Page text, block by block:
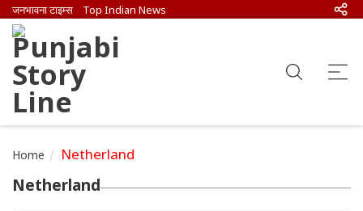
जनभावना टाइम्स Top Indian News
Home Netherland
Netherland